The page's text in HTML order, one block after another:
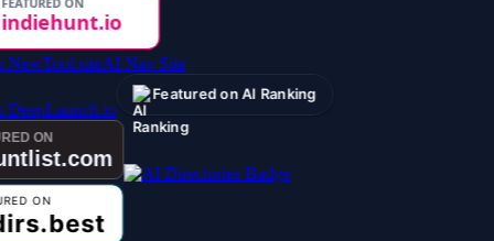
AI Nav Site
Featured on AI Ranking